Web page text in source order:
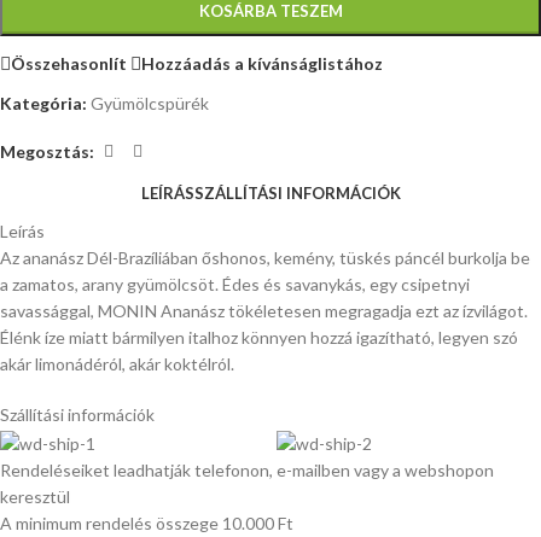
KOSÁRBA TESZEM
Összehasonlít
Hozzáadás a kívánságlistához
Kategória: Gyümölcspürék
Megosztás:
LEÍRÁSSZÁLLÍTÁSI INFORMÁCIÓK
Leírás
Az ananász Dél-Brazíliában őshonos, kemény, tüskés páncél burkolja be
a zamatos, arany gyümölcsöt. Édes és savanykás, egy csipetnyi
savassággal, MONIN Ananász tökéletesen megragadja ezt az ízvilágot.
Élénk íze miatt bármilyen italhoz könnyen hozzá igazítható, legyen szó
akár limonádéról, akár koktélról.
Szállítási információk
Rendeléseiket leadhatják telefonon, e-mailben vagy a webshopon
keresztül
A minimum rendelés összege 10.000 Ft